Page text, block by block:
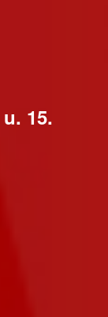
15.